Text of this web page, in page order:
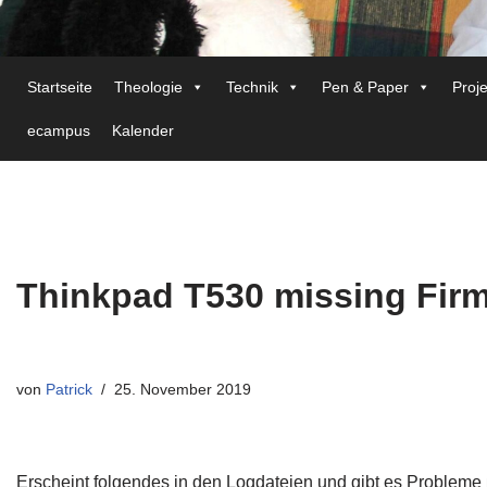
Startseite Theologie Technik Pen & Paper
ecampus Kalender
Thinkpad T530 missing
von Patrick 25. November 2019
Erscheint folgendes in den Logdateien und gibt es